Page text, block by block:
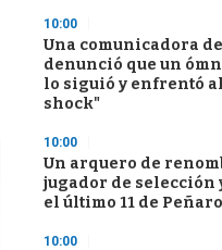
10:00
Una comunicadora
denunció que un
lo siguió y enfrentó
shock"
10:00
Un arquero de
jugador de selección
el último 11 de
10:00